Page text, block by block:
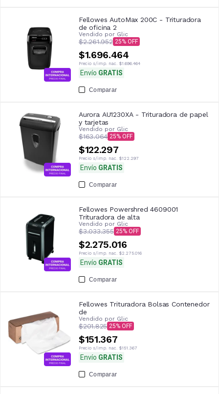
Fellowes AutoMax 200C - Trituradora
de oficina 2
Vendido por Glic
$2.261.952 25
$1.696.464
Precio s/imp. nac. $1.696.464
Envío GRATIS
Comparar
Aurora AU1230XA - Trituradora de papel
y tarjetas
Vendido por Glic
$163.064 25
$122.297
Precio s/imp. nac. $122.297
Envío GRATIS
Comparar
Fellowes Powershred 4609001
Trituradora de alta
Vendido por Glic
$3.033.355 25
$2.275.016
Precio s/imp. nac. $2.275.016
Envío GRATIS
Comparar
Fellowes Trituradora Bolsas Contenedor
de
Vendido por Glic
$201.825 25
$151.367
Precio s/imp. nac. $151.367
Envío GRATIS
Comparar